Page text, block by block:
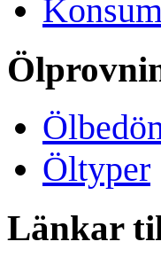
Öltyper
Länkar